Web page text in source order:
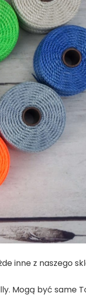
inne z naszego
Mogą być same